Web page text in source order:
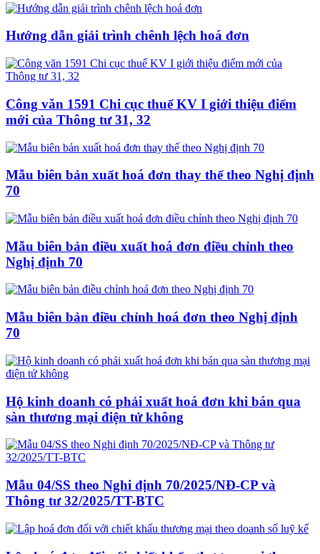
Hướng dẫn giải trình chênh lệch hoá đơn
Công văn 1591 Chi cục thuế KV I giới thiệu điểm
mới của Thông tư 31, 32
Mẫu biên bản xuất hoá đơn thay thế theo Nghị định
70
Mẫu biên bản điều xuất hoá đơn điều chỉnh theo
Nghị định 70
Mẫu biên bản điều chỉnh hoá đơn theo Nghị định
70
Hộ kinh doanh có phải xuất hoá đơn khi bán qua
sàn thương mại điện tử không
Mẫu 04/SS theo Nghi định 70/2025/NĐ-CP và
Thông tư 32/2025/TT-BTC